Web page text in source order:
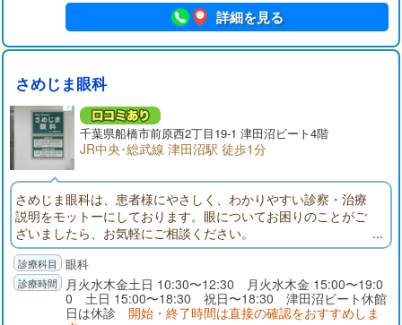
詳細を見る
さめじま眼科
千葉県船橋市前原西2丁目19-1 津田沼ビート4階
JR中央･総武線 津田沼駅 徒歩1分
さめじま眼科は、患者様にやさしく、わかりやすい診察・治療
説明をモットーにしております。眼についてお困りのことがご
ざいましたら、お気軽にご相談ください。
眼科
月火水木金土日 10:30〜12:30 月火水木金 15:00〜19:0
0 土日 15:00〜18:30 祝日〜18:30 津田沼ビート休館
日は休診 開始・終了時間は直接の確認をおすすめしま